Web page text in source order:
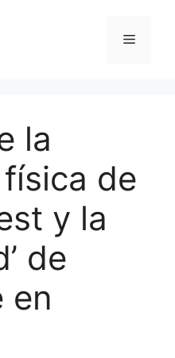
Menú
la
de
y la
de
en